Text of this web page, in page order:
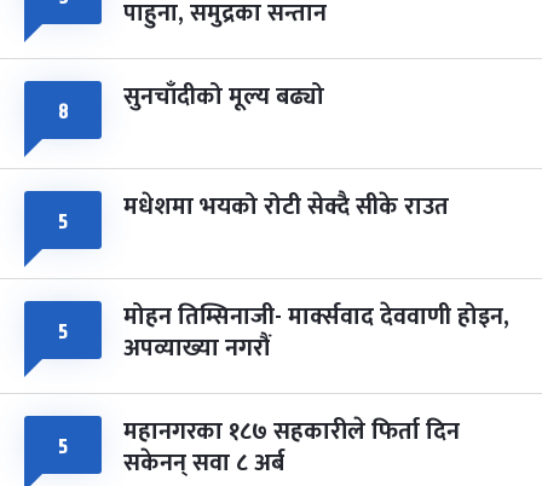
चैत्र ८, २०८३-Mar 22, 2027
पाहुना, समुद्रका सन्तान
८ सुनचाँदीको मूल्य बढ्यो
५ मधेशमा भयको रोटी सेक्दै सीके राउत
५ मोहन तिम्सिनाजी- मार्क्सवाद देववाणी होइन,
अपव्याख्या नगरौं
५ महानगरका १८७ सहकारीले फिर्ता दिन
सकेनन् सवा ८ अर्ब